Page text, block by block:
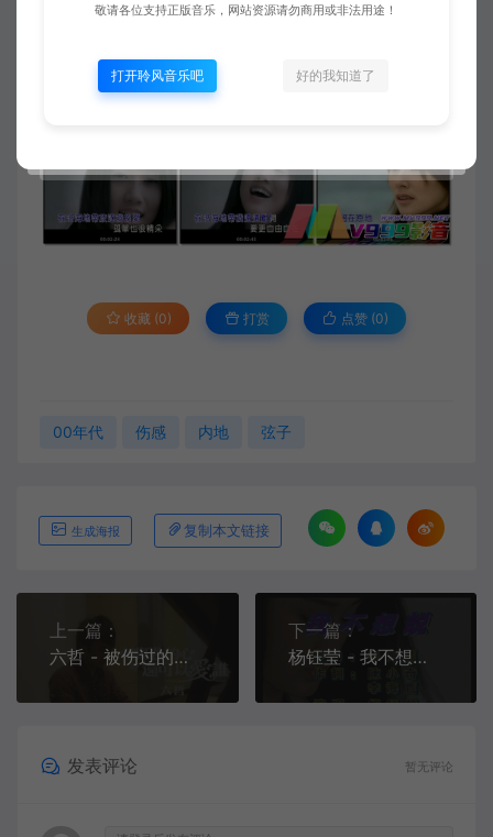
收藏 (0) 打赏 点赞 (0)
00年代 伤感 内地 弦子
生成海报 复制本文链接
上一篇：
六哲 - 被伤过的心还可以爱谁[KTV][MPG][198.8M]
下一篇：
杨钰莹 - 我不想说[KTV][VOB][181.7M]
发表评论 暂无评论
敬请各位支持正版音乐，网站资源请勿商用或非法用途！
打开聆风音乐吧 好的我知道了